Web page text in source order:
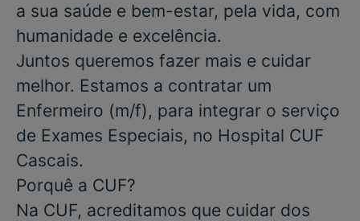
a sua saúde e bem-estar, pela vida, com
humanidade e excelência.
Juntos queremos fazer mais e cuidar
melhor. Estamos a contratar um
Enfermeiro (m/f), para integrar o serviço
de Exames Especiais, no Hospital CUF
Cascais.
Porquê a CUF?
Na CUF, acreditamos que cuidar dos